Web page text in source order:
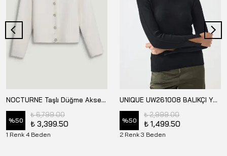
NOCTURNE Taşlı Düğme Aksesuarlı Triko - N26KD50173
%50
₺ 6,799.00
₺ 3,399.50
1 Renk 4 Beden
UNIQUE UW261008 BALIKÇI YAKA KOLU Y.TRİKO
%50
₺ 2,999.00
₺ 1,499.50
2 Renk 3 Beden